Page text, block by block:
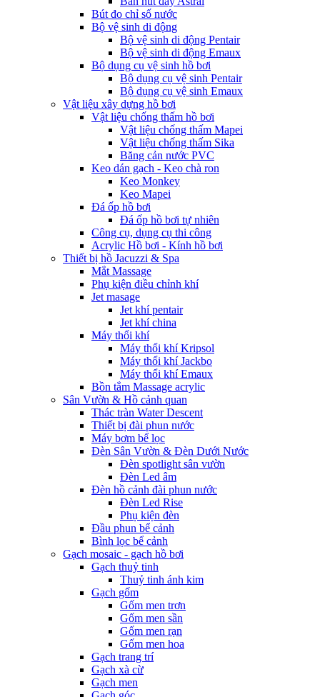
Bút đo chỉ số nước
Bộ vệ sinh di động
Bộ vệ sinh di động Pentair
Bộ vệ sinh di động Emaux
Bộ dụng cụ vệ sinh hồ bơi
Bộ dụng cụ vệ sinh Pentair
Bộ dụng cụ vệ sinh Emaux
Vật liệu xây dựng hồ bơi
Vật liệu chống thấm hồ bơi
Vật liệu chống thấm Mapei
Vật liệu chống thấm Sika
Băng cản nước PVC
Keo dán gạch - Keo chà ron
Keo Monkey
Keo Mapei
Đá ốp hồ bơi
Đá ốp hồ bơi tự nhiên
Công cụ, dụng cụ thi công
Acrylic Hồ bơi - Kính hồ bơi
Thiết bị hồ Jacuzzi & Spa
Mắt Massage
Phụ kiện điều chỉnh khí
Jet masage
Jet khí pentair
Jet khí china
Máy thổi khí
Máy thổi khí Kripsol
Máy thổi khí Jackbo
Máy thổi khí Emaux
Bồn tắm Massage acrylic
Sân Vườn & Hồ cảnh quan
Thác tràn Water Descent
Thiết bị đài phun nước
Máy bơm bể lọc
Đèn Sân Vườn & Đèn Dưới Nước
Đèn spotlight sân vườn
Đèn Led âm
Đèn hồ cảnh đài phun nước
Đèn Led Rise
Phụ kiện đèn
Đầu phun bể cảnh
Bình lọc bể cảnh
Gạch mosaic - gạch hồ bơi
Gạch thuỷ tinh
Thuỷ tinh ánh kim
Gạch gốm
Gốm men trơn
Gốm men sần
Gốm men rạn
Gốm men hoa
Gạch trang trí
Gạch xà cừ
Gạch men